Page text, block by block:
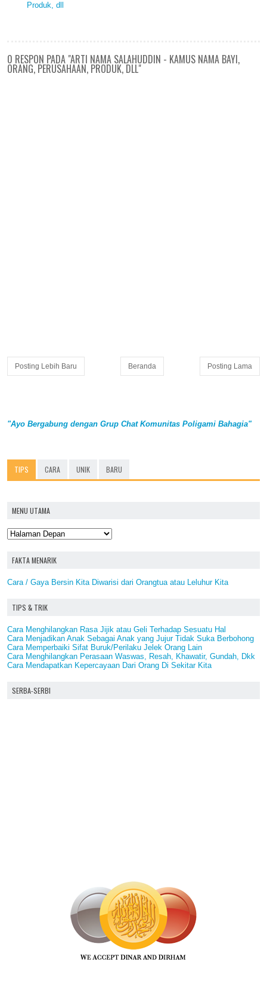
Produk, dll
0 RESPON PADA "ARTI NAMA SALAHUDDIN - KAMUS NAMA BAYI,
ORANG, PERUSAHAAN, PRODUK, DLL"
Posting Lebih Baru Posting Lama
Beranda
"Ayo Bergabung dengan Grup Chat Komunitas Poligami Bahagia"
TIPS CARA UNIK BARU
MENU UTAMA
FAKTA MENARIK
Cara / Gaya Bersin Kita Diwarisi dari Orangtua atau Leluhur Kita
TIPS & TRIK
Cara Menghilangkan Rasa Jijik atau Geli Terhadap Sesuatu Hal
Cara Menjadikan Anak Sebagai Anak yang Jujur Tidak Suka Berbohong
Cara Memperbaiki Sifat Buruk/Perilaku Jelek Orang Lain
Cara Menghilangkan Perasaan Waswas, Resah, Khawatir, Gundah, Dkk
Cara Mendapatkan Kepercayaan Dari Orang Di Sekitar Kita
SERBA-SERBI